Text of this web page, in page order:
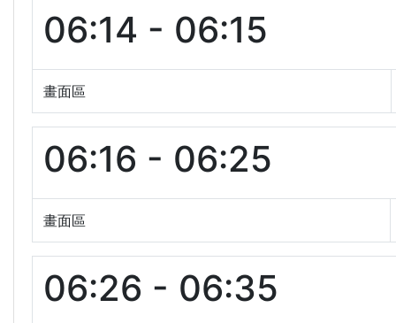
06:14 - 06:15
畫面區
06:16 - 06:25
畫面區
06:26 - 06:35